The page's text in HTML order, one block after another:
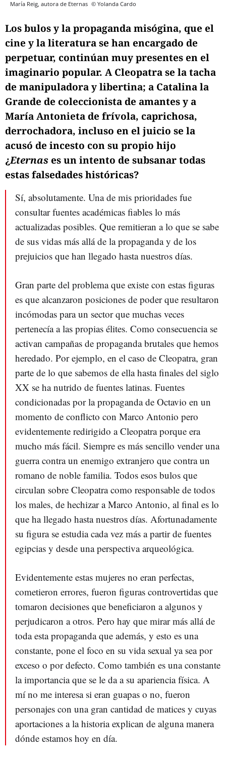
María Reig, autora de Eternas © Yolanda Cardo
Los bulos y la propaganda misógina, que el
cine y la literatura se han encargado de
perpetuar, continúan muy presentes en el
imaginario popular. A Cleopatra se la tacha
de manipuladora y libertina; a Catalina la
Grande de coleccionista de amantes y a
María Antonieta de frívola, caprichosa,
derrochadora, incluso en el juicio se la
acusó de incesto con su propio hijo
¿Eternas es un intento de subsanar todas
estas falsedades históricas?
Sí, absolutamente. Una de mis prioridades fue
consultar fuentes académicas fiables lo más
actualizadas posibles. Que remitieran a lo que se sabe
de sus vidas más allá de la propaganda y de los
prejuicios que han llegado hasta nuestros días.
Gran parte del problema que existe con estas figuras
es que alcanzaron posiciones de poder que resultaron
incómodas para un sector que muchas veces
pertenecía a las propias élites. Como consecuencia se
activan campañas de propaganda brutales que hemos
heredado. Por ejemplo, en el caso de Cleopatra, gran
parte de lo que sabemos de ella hasta finales del siglo
XX se ha nutrido de fuentes latinas. Fuentes
condicionadas por la propaganda de Octavio en un
momento de conflicto con Marco Antonio pero
evidentemente redirigido a Cleopatra porque era
mucho más fácil. Siempre es más sencillo vender una
guerra contra un enemigo extranjero que contra un
romano de noble familia. Todos esos bulos que
circulan sobre Cleopatra como responsable de todos
los males, de hechizar a Marco Antonio, al final es lo
que ha llegado hasta nuestros días. Afortunadamente
su figura se estudia cada vez más a partir de fuentes
egipcias y desde una perspectiva arqueológica.
Evidentemente estas mujeres no eran perfectas,
cometieron errores, fueron figuras controvertidas que
tomaron decisiones que beneficiaron a algunos y
perjudicaron a otros. Pero hay que mirar más allá de
toda esta propaganda que además, y esto es una
constante, pone el foco en su vida sexual ya sea por
exceso o por defecto. Como también es una constante
la importancia que se le da a su apariencia física. A
mí no me interesa si eran guapas o no, fueron
personajes con una gran cantidad de matices y cuyas
aportaciones a la historia explican de alguna manera
dónde estamos hoy en día.